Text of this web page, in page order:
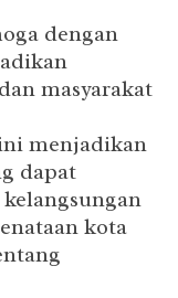
dengan
masyarakat
menjadikan
dapat
kota